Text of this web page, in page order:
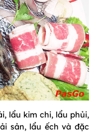
lẩu kim chi, lẩu phủi,
sản, lẩu ếch và đặc